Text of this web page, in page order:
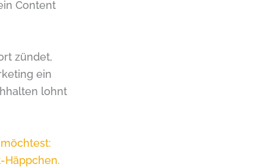
Content
zündet,
ein
lohnt
Häppchen.